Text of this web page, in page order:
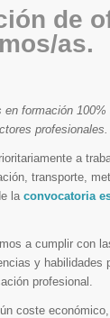
de
as.
formación
profesionales.
a
transporte,
la convocatoria
a cumplir con
y habilidades
profesional.
coste